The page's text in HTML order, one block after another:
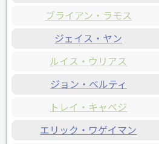
ブライアン・ラモス
ジェイス・ヤン
ルイス・ウリアス
ジョン・ベルティ
トレイ・キャベジ
エリック・ワゲイマン